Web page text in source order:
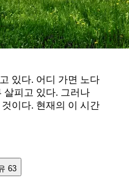
있다. 어디 가면 노다
살피고 있다. 그러나
이다. 현재의 이 시간
63